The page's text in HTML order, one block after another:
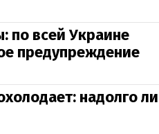
по всей Украине
предупреждение
надолго ли